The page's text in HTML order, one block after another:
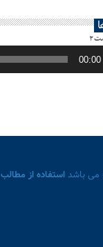
۲
00:00
می باشداستفاده از